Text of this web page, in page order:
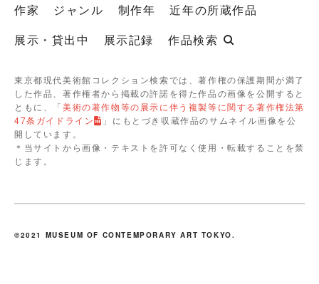
作家 ジャンル 制作年
近年の所蔵作品
展示・貸出中
展示記録 作品検索
東京都現代美術館コレクション検索では、著作権の保護期間が満了
した作品、著作権者から掲載の許諾を得た作品の画像を公開すると
ともに、「美術の著作物等の展示に伴う複製等に関する著作権法第
47条ガイドライン
」にもとづき収蔵作品のサムネイル画像を公
開しています。
＊当サイトから画像・テキストを許可なく使用・転載することを禁
じます。
©2021 MUSEUM OF CONTEMPORARY ART TOKYO.